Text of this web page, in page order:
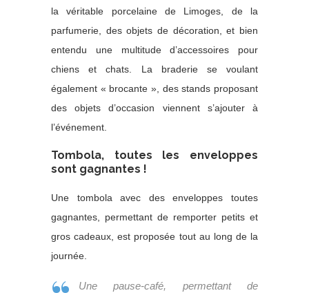
la véritable porcelaine de Limoges, de la
parfumerie, des objets de décoration, et bien
entendu une multitude d’accessoires pour
chiens et chats. La braderie se voulant
également « brocante », des stands proposant
des objets d’occasion viennent s’ajouter à
l’événement.
Tombola, toutes les enveloppes
sont gagnantes !
Une tombola avec des enveloppes toutes
gagnantes, permettant de remporter petits et
gros cadeaux, est proposée tout au long de la
journée.
Une pause-café, permettant de